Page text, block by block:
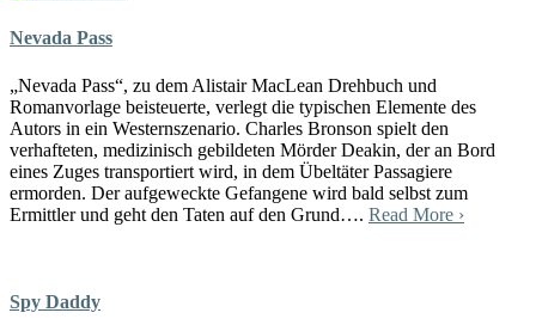
Nevada Pass
„Nevada Pass“, zu dem Alistair MacLean Drehbuch und
Romanvorlage beisteuerte, verlegt die typischen Elemente des
Autors in ein Westernszenario. Charles Bronson spielt den
verhafteten, medizinisch gebildeten Mörder Deakin, der an Bord
eines Zuges transportiert wird, in dem Übeltäter Passagiere
ermorden. Der aufgeweckte Gefangene wird bald selbst zum
Ermittler und geht den Taten auf den Grund…. Read More ›
Spy Daddy